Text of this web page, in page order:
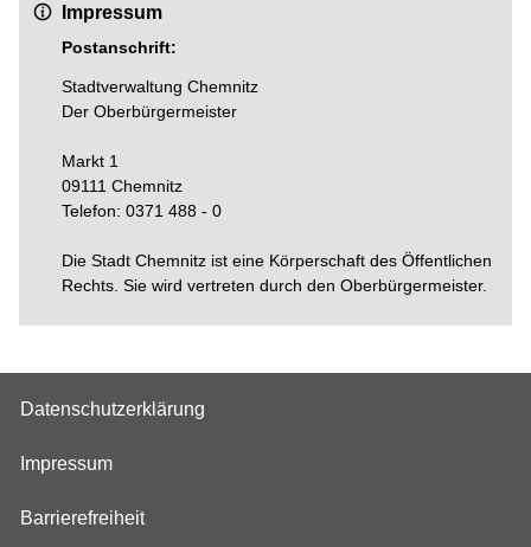
Impressum
Postanschrift:
Stadtverwaltung Chemnitz
Der Oberbürgermeister
Markt 1
09111 Chemnitz
Telefon: 0371 488 - 0
Die Stadt Chemnitz ist eine Körperschaft des Öffentlichen
Rechts. Sie wird vertreten durch den Oberbürgermeister.
Datenschutzerklärung
Impressum
Barrierefreiheit